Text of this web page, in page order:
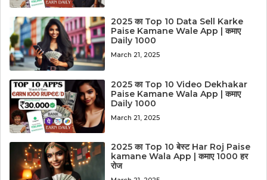
2025 का Top 10 Data Sell Karke
Paise Kamane Wale App | कमाए
Daily 1000
March 21, 2025
2025 का Top 10 Video Dekhakar
Paise Kamane Wala App | कमाए
Daily 1000
March 21, 2025
2025 का Top 10 बेस्ट Har Roj Paise
kamane Wala App | कमाए 1000 हर
रोज